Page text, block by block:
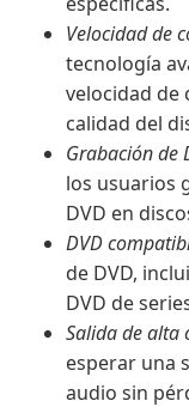
Velocidad de
tecnología
velocidad de
calidad del
Grabación de
los usuarios
DVD en
DVD
de DVD,
DVD de
Salida de alta
esperar una
audio sin